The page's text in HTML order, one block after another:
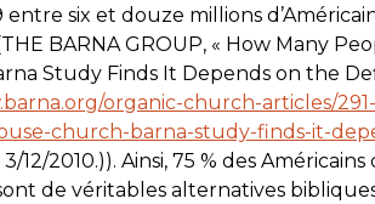
entre six et douze millions
BARNA GROUP, « How Many
Study Finds It Depends on the
organic-church-articles/
church-barna-study-finds-it-
12/2010.)). Ainsi, 75 % des
de véritables alternatives